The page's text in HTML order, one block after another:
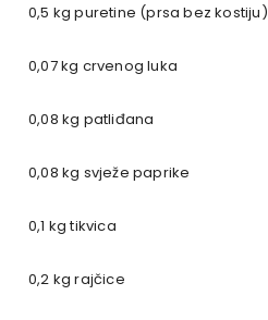
0,5 kg puretine (prsa bez kostiju)
0,07 kg crvenog luka
0,08 kg patliđana
0,08 kg svježe paprike
0,1 kg tikvica
0,2 kg rajčice